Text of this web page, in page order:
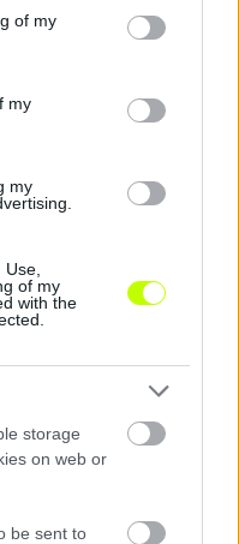
You may click to
its third-party tags to
in below Google
of my
my
my
of my
with the
storage
on web or
be sent to
(0,103 xG/lövés),
helyzet után jött. Ez
megtalálják
fontos lesz a nem
hozó védelem
engedett a
ok nélkül, az
xG/lövés)